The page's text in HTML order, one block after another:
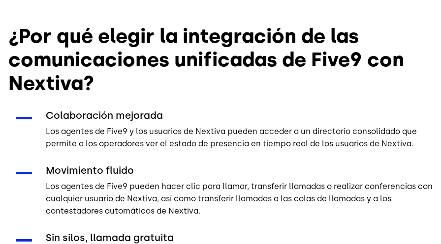
¿Por qué elegir la integración de las
comunicaciones unificadas de Five9 con
Nextiva?
Colaboración mejorada
Los agentes de Five9 y los usuarios de Nextiva pueden acceder a un directorio consolidado que
permite a los operadores ver el estado de presencia en tiempo real de los usuarios de Nextiva.
Movimiento fluido
Los agentes de Five9 pueden hacer clic para llamar, transferir llamadas o realizar conferencias con
cualquier usuario de Nextiva, así como transferir llamadas a las colas de llamadas y a los
contestadores automáticos de Nextiva.
Sin silos, llamada gratuita